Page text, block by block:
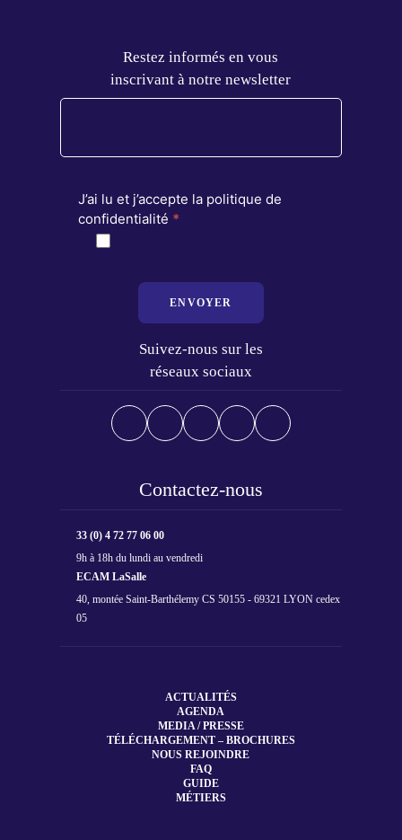
Restez informés en vous
inscrivant à notre newsletter
J’ai lu et j’accepte la politique de
confidentialité *
ENVOYER
Suivez-nous sur les
réseaux sociaux
Contactez-nous
33 (0) 4 72 77 06 00
9h à 18h du lundi au vendredi
ECAM LaSalle
40, montée Saint-Barthélemy CS 50155 - 69321 LYON cedex
05
ACTUALITÉS
AGENDA
MEDIA / PRESSE
TÉLÉCHARGEMENT – BROCHURES
NOUS REJOINDRE
FAQ
GUIDE
MÉTIERS